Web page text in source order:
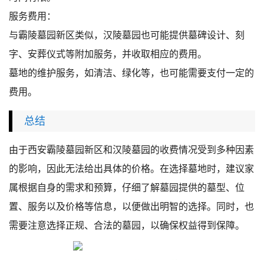
服务费用：
与霸陵墓园新区类似，汉陵墓园也可能提供墓碑设计、刻
字、安葬仪式等附加服务，并收取相应的费用。
墓地的维护服务，如清洁、绿化等，也可能需要支付一定的
费用。
总结
由于西安霸陵墓园新区和汉陵墓园的收费情况受到多种因素
的影响，因此无法给出具体的价格。在选择墓地时，建议家
属根据自身的需求和预算，仔细了解墓园提供的墓型、位
置、服务以及价格等信息，以便做出明智的选择。同时，也
需要注意选择正规、合法的墓园，以确保权益得到保障。